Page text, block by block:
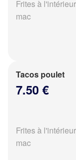
Frites à
mac
Tacos poulet
7.50 €
Frites à
mac